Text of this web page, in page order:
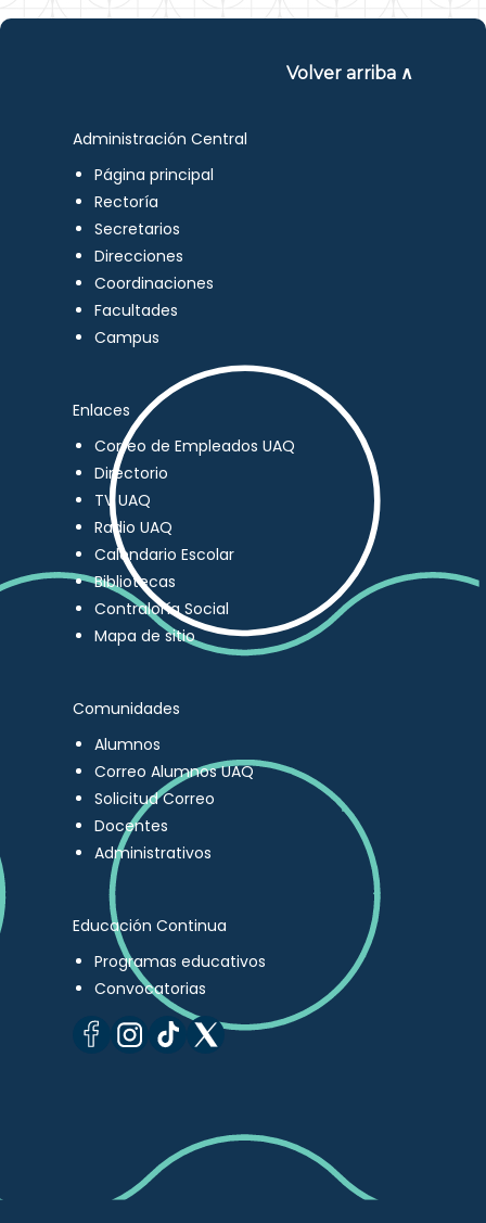
Volver arriba ∧
Administración Central
Página principal
Rectoría
Secretarios
Direcciones
Coordinaciones
Facultades
Campus
Enlaces
Correo de Empleados UAQ
Directorio
TV UAQ
Radio UAQ
Calendario Escolar
Bibliotecas
Contraloría Social
Mapa de sitio
Comunidades
Alumnos
Correo Alumnos UAQ
Solicitud Correo
Docentes
Administrativos
Educación Continua
Programas educativos
Convocatorias